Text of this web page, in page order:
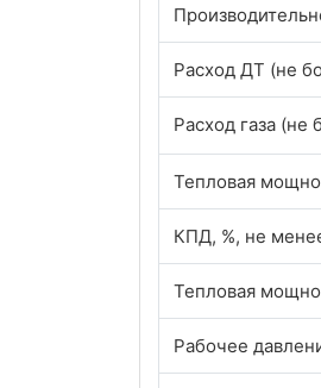
Расход ДТ (не
Расход газа (не
Тепловая
КПД, %, не
Тепловая
Рабочее